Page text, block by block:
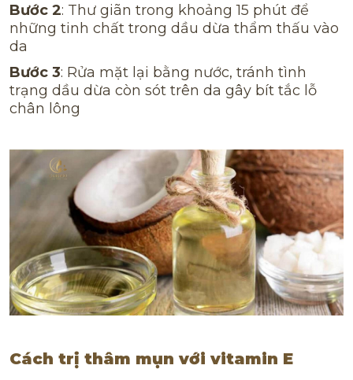
Bước 2: Thư giãn trong khoảng 15 phút để
những tinh chất trong dầu dừa thẩm thấu vào
da
Bước 3: Rửa mặt lại bằng nước, tránh tình
trạng dầu dừa còn sót trên da gây bít tắc lỗ
chân lông
Cách trị thâm mụn với vitamin E